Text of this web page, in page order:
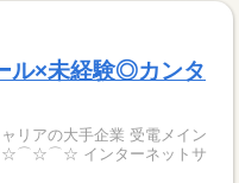
ル×未経験◎カンタ